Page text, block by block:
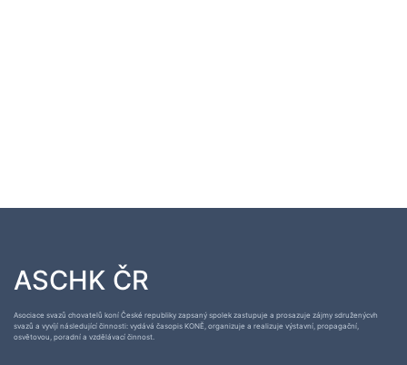
ASCHK ČR
Asociace svazů chovatelů koní České republiky zapsaný spolek zastupuje a prosazuje zájmy sdruženýcvh
svazů a vyvíjí následující činnosti: vydává časopis KONĚ, organizuje a realizuje výstavní, propagační,
osvětovou, poradní a vzdělávací činnost.